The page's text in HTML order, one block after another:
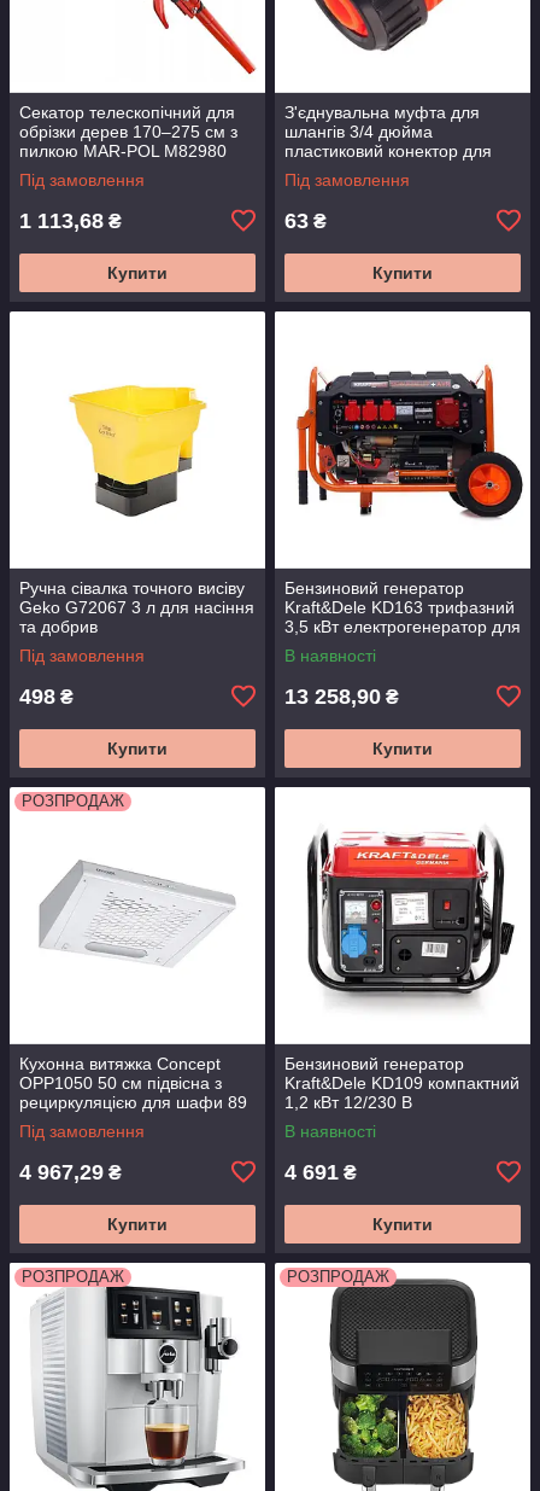
Секатор телескопічний для
обрізки дерев 170–275 см з
пилкою MAR-POL M82980
Під замовлення
1 113,68 ₴
Купити
З'єднувальна муфта для
шлангів 3/4 дюйма
пластиковий конектор для
поливального шланга
Під замовлення
63 ₴
Купити
Ручна сівалка точного висіву
Geko G72067 3 л для насіння
та добрив
Під замовлення
498 ₴
Купити
Бензиновий генератор
Kraft&Dele KD163 трифазний
3,5 кВт електрогенератор для
резервного живлення
В наявності
13 258,90 ₴
Купити
РОЗПРОДАЖ
Кухонна витяжка Concept
OPP1050 50 см підвісна з
рециркуляцією для шафи 89
Вт
Під замовлення
4 967,29 ₴
Купити
Бензиновий генератор
Kraft&Dele KD109 компактний
1,2 кВт 12/230 В
бензогенератор для будинку
та дачі
В наявності
4 691 ₴
Купити
РОЗПРОДАЖ РОЗПРОДАЖ